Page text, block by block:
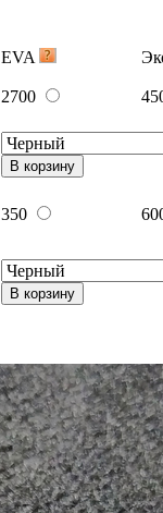
EVA
2700
В корзину
350
В корзину